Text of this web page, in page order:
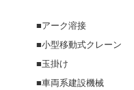
■アーク溶接
■小型移動式クレーン
■玉掛け
■車両系建設機械